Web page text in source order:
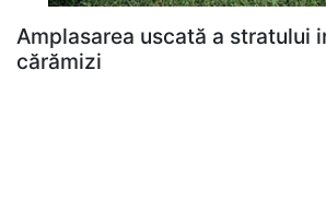
Amplasarea uscată a stratului
cărămizi